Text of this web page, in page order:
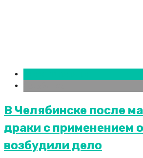
В Челябинске после
драки с применением
возбудили дело